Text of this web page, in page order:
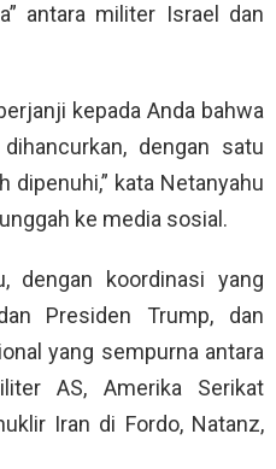
antara militer Israel dan
kepada Anda bahwa
dengan satu
dipenuhi,” kata Netanyahu
ke media sosial.
dengan koordinasi yang
Presiden Trump, dan
yang sempurna antara
AS, Amerika Serikat
Iran di Fordo, Natanz,